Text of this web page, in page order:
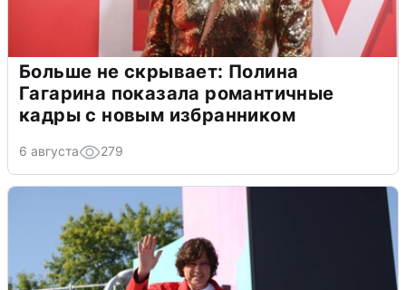
Больше не скрывает: Полина
Гагарина показала романтичные
кадры с новым избранником
6 августа 279